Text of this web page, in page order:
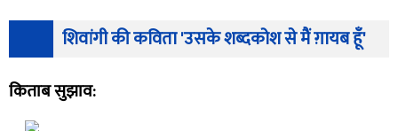
शिवांगी की कविता 'उसके शब्दकोश से मैं ग़ायब हूँ'
किताब सुझाव: